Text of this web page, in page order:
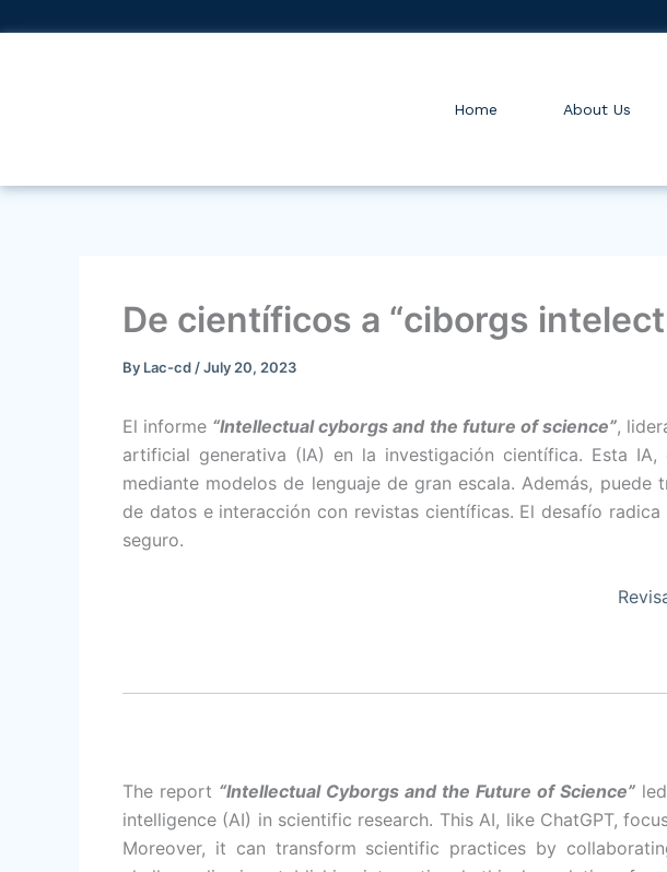
Home About Us
De científicos a “ciborgs
By Lac-cd /July 20, 2023
El informe “Intellectual cyborgs and the future of science”,
artificial generativa (IA) en la investigación científica. Esta
mediante modelos de lenguaje de gran escala. Además,
de datos e interacción con revistas científicas. El desafío
seguro.
The report “Intellectual Cyborgs and the Future of Science”led
intelligence (AI) in scientific research. This AI, like ChatGPT,
Moreover, it can transform scientific practices by